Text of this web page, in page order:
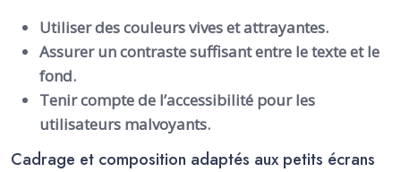
Utiliser des couleurs vives et attrayantes.
Assurer un contraste suffisant entre le texte et le
fond.
Tenir compte de l’accessibilité pour les
utilisateurs malvoyants.
Cadrage et composition adaptés aux petits écrans